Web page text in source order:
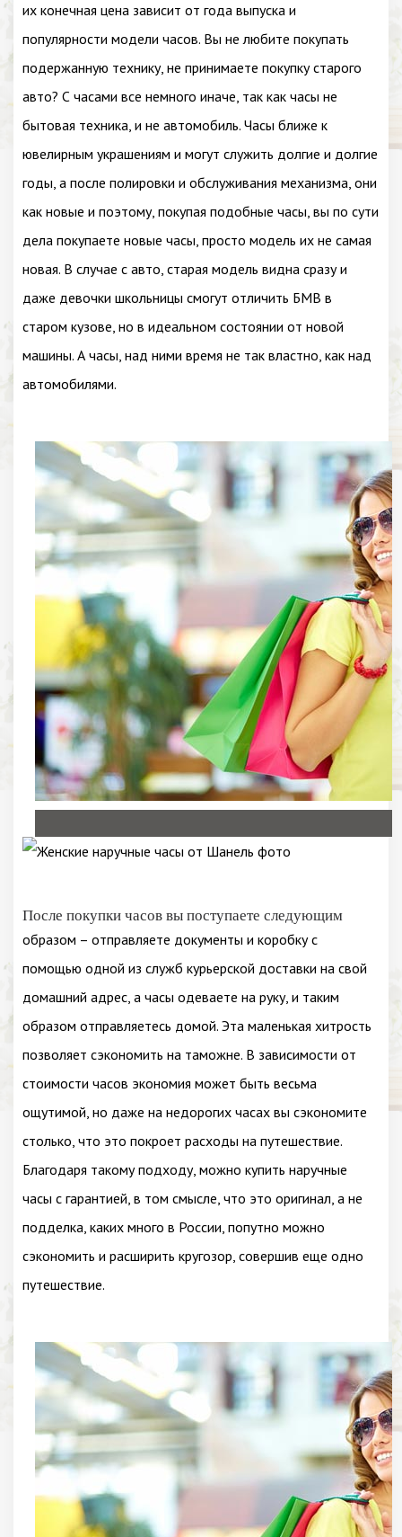
их конечная цена зависит от года выпуска и
популярности модели часов. Вы не любите покупать
подержанную технику, не принимаете покупку старого
авто? С часами все немного иначе, так как часы не
бытовая техника, и не автомобиль. Часы ближе к
ювелирным украшениям и могут служить долгие и долгие
годы, а после полировки и обслуживания механизма, они
как новые и поэтому, покупая подобные часы, вы по сути
дела покупаете новые часы, просто модель их не самая
новая. В случае с авто, старая модель видна сразу и
даже девочки школьницы смогут отличить БМВ в
старом кузове, но в идеальном состоянии от новой
машины. А часы, над ними время не так властно, как над
автомобилями.
После покупки часов вы поступаете следующим
образом – отправляете документы и коробку с
помощью одной из служб курьерской доставки на свой
домашний адрес, а часы одеваете на руку, и таким
образом отправляетесь домой. Эта маленькая хитрость
позволяет сэкономить на таможне. В зависимости от
стоимости часов экономия может быть весьма
ощутимой, но даже на недорогих часах вы сэкономите
столько, что это покроет расходы на путешествие.
Благодаря такому подходу, можно купить наручные
часы с гарантией, в том смысле, что это оригинал, а не
подделка, каких много в России, попутно можно
сэкономить и расширить кругозор, совершив еще одно
путешествие.